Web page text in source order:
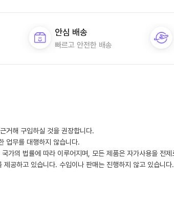
안심 배송
빠르고 안전한 배송
거해 구입하실 것을 권장합니다.
업무를 대행하지 않습니다.
가의 법률에 따라 이루어지며, 모든 제품은 자가사용을 전제
제공하고 있습니다. 수입이나 판매는 진행하지 않고 있습니다.